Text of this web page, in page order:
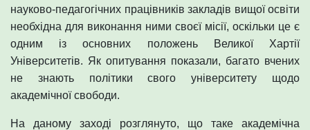
науково-педагогічних працівників закладів вищої освіти
необхідна для виконання ними своєї місії, оскільки це є
одним із основних положень Великої Хартії
Університетів. Як опитування показали, багато вчених
не знають політики свого університету щодо
академічної свободи.
На даному заході розглянуто, що таке академічна